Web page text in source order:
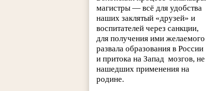
магистры — всё для удобства
наших заклятый «друзей» и
воспитателей через санкции,
для получения ими желаемого
развала образования в России
и притока на Запад мозгов, не
нашедших применения на
родине.